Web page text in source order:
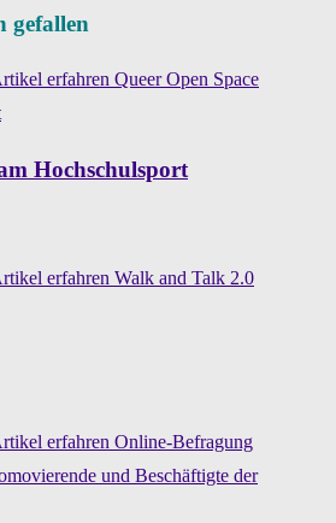
gefallen
Hochschulsport